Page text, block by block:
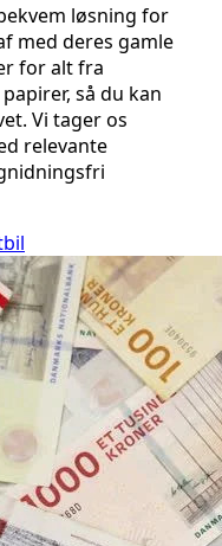
løsning for
med deres gamle
for alt fra
så du kan
Vi tager os
relevante